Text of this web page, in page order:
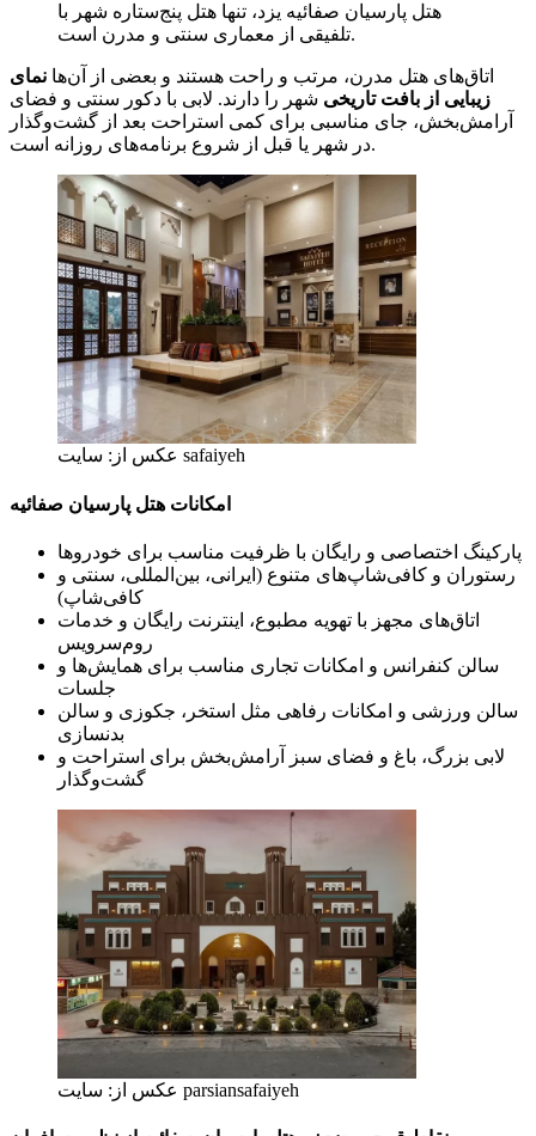
هتل پارسیان صفائیه یزد، تنها هتل پنج‌ستاره شهر با
تلفیقی از معماری سنتی و مدرن است.
اتاق‌های هتل مدرن، مرتب و راحت هستند و بعضی از آن‌ها نمای
زیبایی از بافت تاریخی شهر را دارند. لابی با دکور سنتی و فضای
آرامش‌بخش، جای مناسبی برای کمی استراحت بعد از گشت‌وگذار
در شهر یا قبل از شروع برنامه‌های روزانه است.
عکس از: سایت safaiyeh
امکانات هتل پارسیان صفائیه
پارکینگ اختصاصی و رایگان با ظرفیت مناسب برای خودروها
رستوران و کافی‌شاپ‌های متنوع (ایرانی، بین‌المللی، سنتی و
کافی‌شاپ)
اتاق‌های مجهز با تهویه مطبوع، اینترنت رایگان و خدمات
روم‌سرویس
سالن کنفرانس و امکانات تجاری مناسب برای همایش‌ها و
جلسات
سالن ورزشی و امکانات رفاهی مثل استخر، جکوزی و سالن
بدنسازی
لابی بزرگ، باغ و فضای سبز آرامش‌بخش برای استراحت و
گشت‌وگذار
عکس از: سایت parsiansafaiyeh